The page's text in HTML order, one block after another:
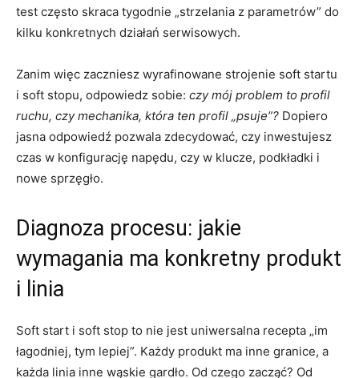
test często skraca tygodnie „strzelania z parametrów” do
kilku konkretnych działań serwisowych.
Zanim więc zaczniesz wyrafinowane strojenie soft startu
i soft stopu, odpowiedz sobie: czy mój problem to profil
ruchu, czy mechanika, która ten profil „psuje”? Dopiero
jasna odpowiedź pozwala zdecydować, czy inwestujesz
czas w konfigurację napędu, czy w klucze, podkładki i
nowe sprzęgło.
Diagnoza procesu: jakie
wymagania ma konkretny produkt
i linia
Soft start i soft stop to nie jest uniwersalna recepta „im
łagodniej, tym lepiej”. Każdy produkt ma inne granice, a
każda linia inne wąskie gardło. Od czego zacząć? Od